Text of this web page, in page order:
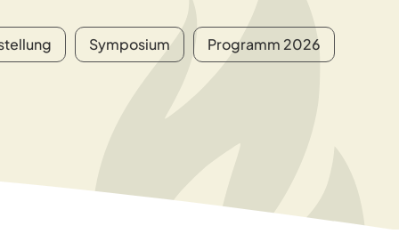
Symposium Programm 2026